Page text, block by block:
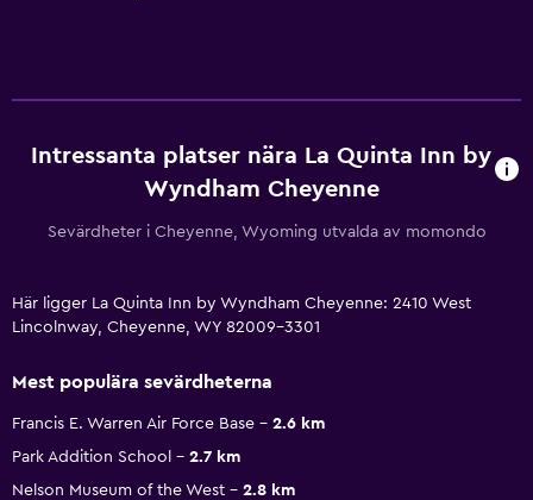
Intressanta platser nära La Quinta Inn by
Wyndham Cheyenne
Sevärdheter i Cheyenne, Wyoming utvalda av momondo
Här ligger La Quinta Inn by Wyndham Cheyenne: 2410 West
Lincolnway, Cheyenne, WY 82009-3301
Mest populära sevärdheterna
Francis E. Warren Air Force Base
2.6 km
Park Addition School
2.7 km
Nelson Museum of the West
2.8 km